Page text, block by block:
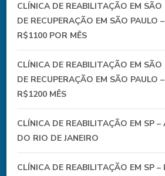
CLÍNICA DE REABILITAÇÃO EM SÃO
DE RECUPERAÇÃO EM SÃO PAULO
R$1100 POR MÊS
CLÍNICA DE REABILITAÇÃO EM SÃO
DE RECUPERAÇÃO EM SÃO PAULO
R$1200 MÊS
CLÍNICA DE REABILITAÇÃO EM SP
DO RIO DE JANEIRO
CLÍNICA DE REABILITAÇÃO EM SP –